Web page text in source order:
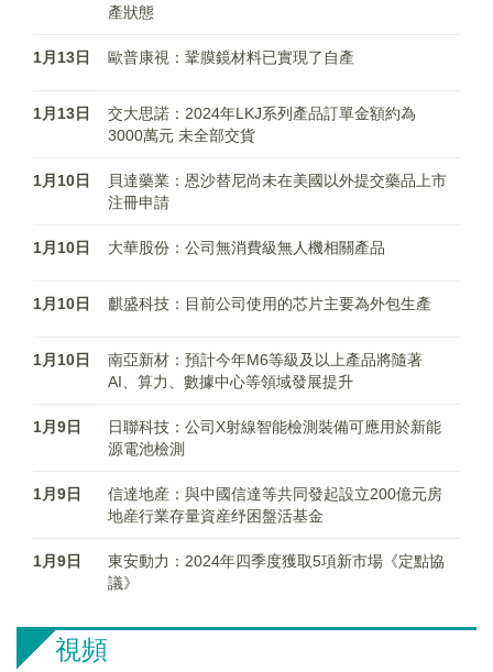
產狀態
1月13日 歐普康視：鞏膜鏡材料已實現了自產
1月13日
交大思諾：2024年LKJ系列產品訂單金額約為
3000萬元 未全部交貨
1月10日
貝達藥業：恩沙替尼尚未在美國以外提交藥品上市
注冊申請
1月10日 大華股份：公司無消費級無人機相關產品
1月10日 麒盛科技：目前公司使用的芯片主要為外包生產
1月10日
南亞新材：預計今年M6等級及以上產品將隨著
AI、算力、數據中心等領域發展提升
1月9日
日聯科技：公司X射線智能檢測裝備可應用於新能
源電池檢測
1月9日
信達地産：與中國信達等共同發起設立200億元房
地産行業存量資産纾困盤活基金
1月9日
東安動力：2024年四季度獲取5項新市場《定點協
議》
視頻